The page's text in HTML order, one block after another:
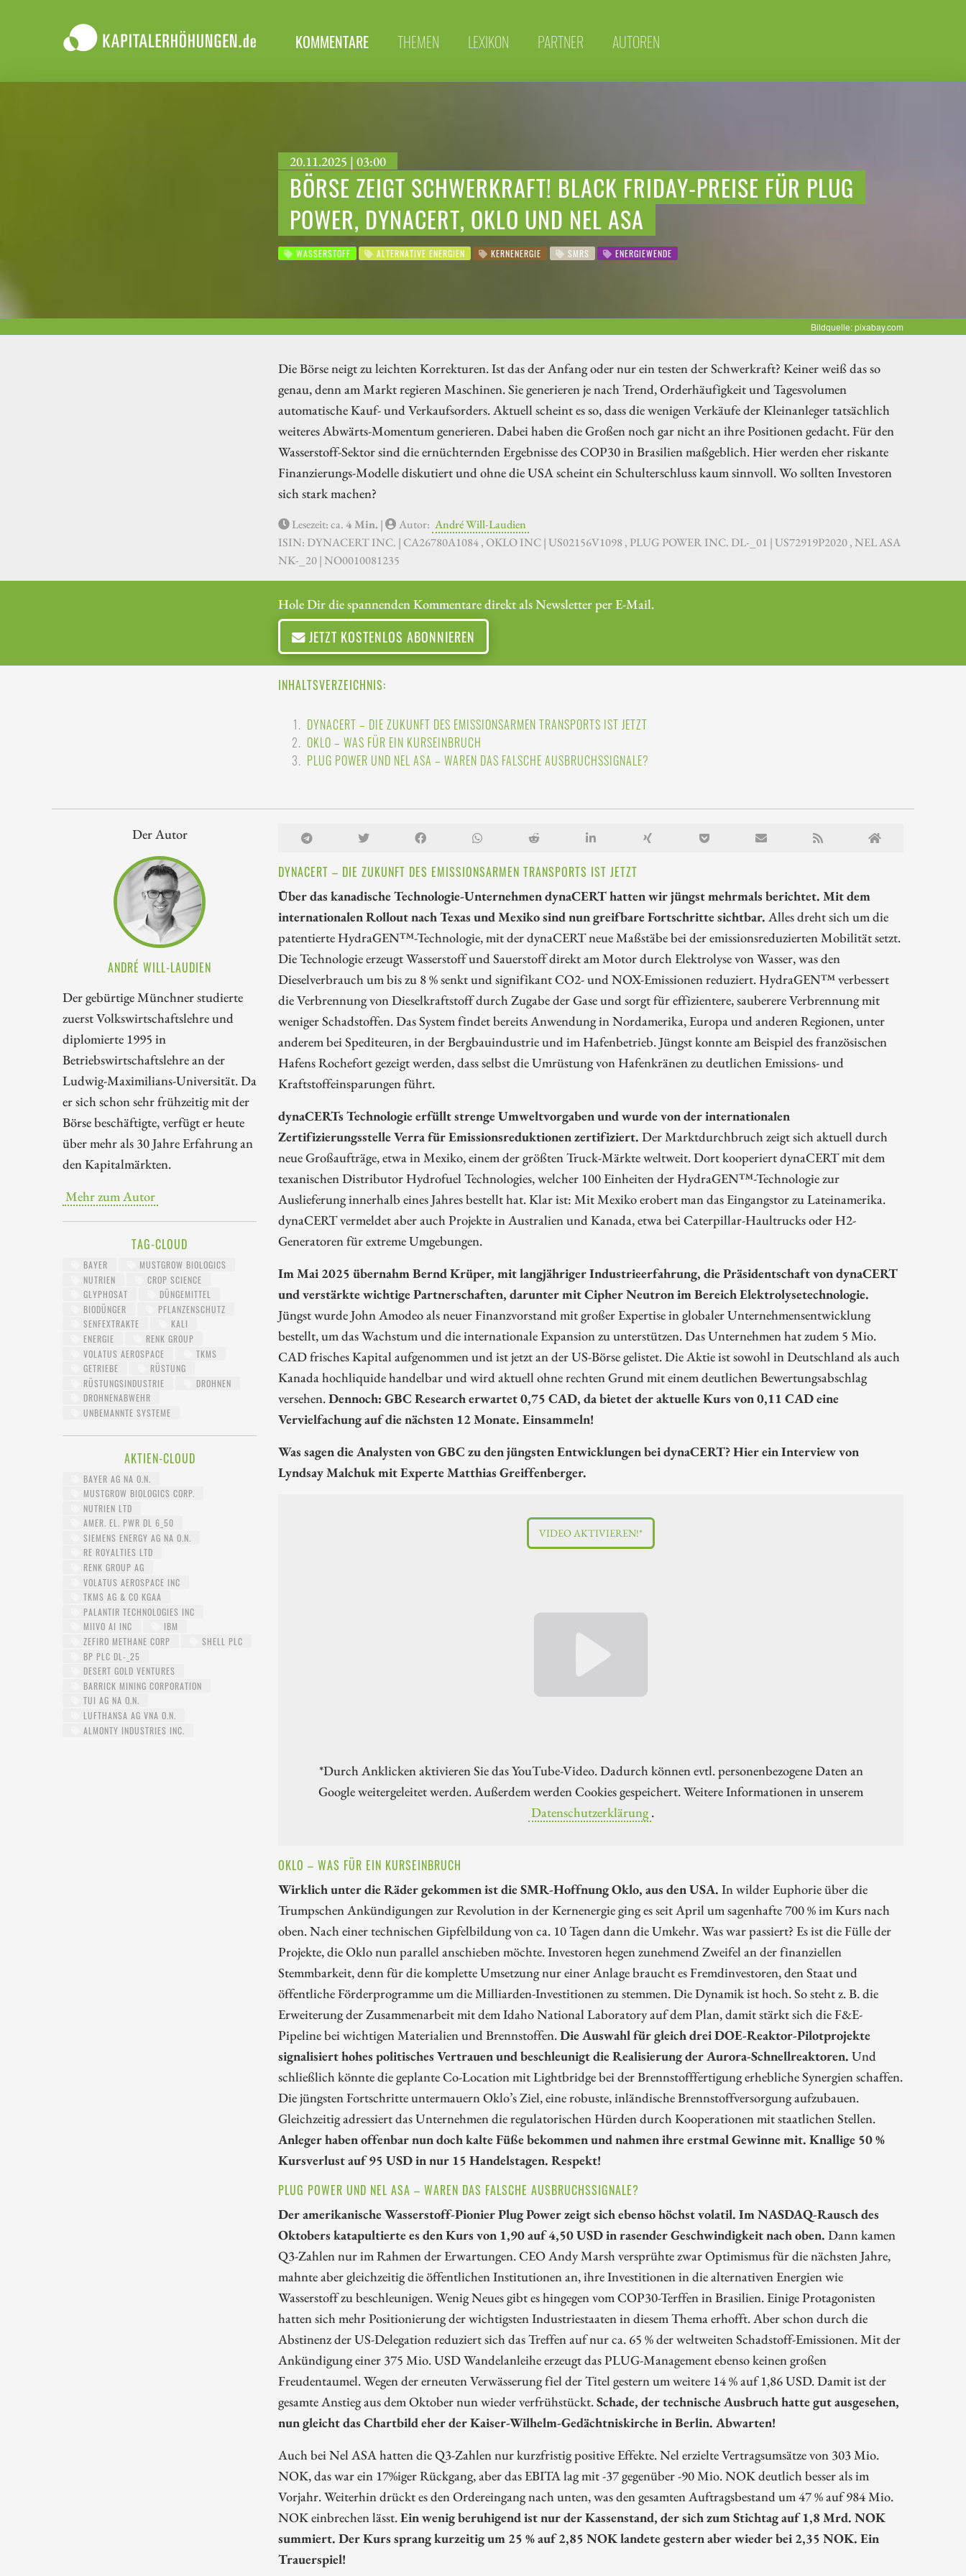
KOMMENTARE THEMEN LEXIKON PARTNER AUTOREN
20.11.2025 | 03:00
BÖRSE ZEIGT SCHWERKRAFT! BLACK FRIDAY-PREISE FÜR PLUG
POWER, DYNACERT, OKLO UND NEL ASA
WASSERSTOFF ALTERNATIVE ENERGIEN KERNENERGIE SMRS ENERGIEWENDE
Bildquelle: pixabay.com
Die Börse neigt zu leichten Korrekturen. Ist das der Anfang oder nur ein testen der Schwerkraft? Keiner weiß das so
genau, denn am Markt regieren Maschinen. Sie generieren je nach Trend, Orderhäufigkeit und Tagesvolumen
automatische Kauf- und Verkaufsorders. Aktuell scheint es so, dass die wenigen Verkäufe der Kleinanleger tatsächlich
weiteres Abwärts-Momentum generieren. Dabei haben die Großen noch gar nicht an ihre Positionen gedacht. Für den
Wasserstoff-Sektor sind die ernüchternden Ergebnisse des COP30 in Brasilien maßgeblich. Hier werden eher riskante
Finanzierungs-Modelle diskutiert und ohne die USA scheint ein Schulterschluss kaum sinnvoll. Wo sollten Investoren
sich stark machen?
Lesezeit: ca.4 Min. | Autor: André Will-Laudien
ISIN: DYNACERT INC. | CA26780A1084 , OKLO INC | US02156V1098 , PLUG POWER INC. DL-_01 | US72919P2020 , NEL ASA
NK-_20 | NO0010081235
Hole Dir die spannenden Kommentare direkt als Newsletter per E-Mail.
JETZT KOSTENLOS ABONNIEREN
INHALTSVERZEICHNIS:
DYNACERT – DIE ZUKUNFT DES EMISSIONSARMEN TRANSPORTS IST JETZT
OKLO – WAS FÜR EIN KURSEINBRUCH
PLUG POWER UND NEL ASA – WAREN DAS FALSCHE AUSBRUCHSSIGNALE?
Der Autor
ANDRÉ WILL-LAUDIEN
Der gebürtige Münchner studierte
zuerst Volkswirtschaftslehre und
diplomierte 1995 in
Betriebswirtschaftslehre an der
Ludwig-Maximilians-Universität. Da
er sich schon sehr frühzeitig mit der
Börse beschäftigte, verfügt er heute
über mehr als 30 Jahre Erfahrung an
den Kapitalmärkten.
Mehr zum Autor
TAG-CLOUD
BAYER
MUSTGROW BIOLOGICS
NUTRIEN
CROP SCIENCE
GLYPHOSAT
DÜNGEMITTEL
BIODÜNGER
PFLANZENSCHUTZ
SENFEXTRAKTE
KALI
ENERGIE
RENK GROUP
VOLATUS AEROSPACE
TKMS
GETRIEBE
RÜSTUNG
RÜSTUNGSINDUSTRIE
DROHNEN
DROHNENABWEHR
UNBEMANNTE SYSTEME
AKTIEN-CLOUD
BAYER AG NA O.N.
MUSTGROW BIOLOGICS CORP.
NUTRIEN LTD
AMER. EL. PWR DL 6_50
SIEMENS ENERGY AG NA O.N.
RE ROYALTIES LTD
RENK GROUP AG
VOLATUS AEROSPACE INC
TKMS AG & CO KGAA
PALANTIR TECHNOLOGIES INC
MIIVO AI INC
IBM
ZEFIRO METHANE CORP
SHELL PLC
BP PLC DL-_25
DESERT GOLD VENTURES
BARRICK MINING CORPORATION
TUI AG NA O.N.
LUFTHANSA AG VNA O.N.
ALMONTY INDUSTRIES INC.
DYNACERT – DIE ZUKUNFT DES EMISSIONSARMEN TRANSPORTS IST JETZT
Über das kanadische Technologie-Unternehmen dynaCERT hatten wir jüngst mehrmals berichtet. Mit dem
internationalen Rollout nach Texas und Mexiko sind nun greifbare Fortschritte sichtbar. Alles dreht sich um die
patentierte HydraGEN™-Technologie, mit der dynaCERT neue Maßstäbe bei der emissionsreduzierten Mobilität setzt.
Die Technologie erzeugt Wasserstoff und Sauerstoff direkt am Motor durch Elektrolyse von Wasser, was den
Dieselverbrauch um bis zu 8 % senkt und signifikant CO2- und NOX-Emissionen reduziert. HydraGEN™ verbessert
die Verbrennung von Dieselkraftstoff durch Zugabe der Gase und sorgt für effizientere, sauberere Verbrennung mit
weniger Schadstoffen. Das System findet bereits Anwendung in Nordamerika, Europa und anderen Regionen, unter
anderem bei Spediteuren, in der Bergbauindustrie und im Hafenbetrieb. Jüngst konnte am Beispiel des französischen
Hafens Rochefort gezeigt werden, dass selbst die Umrüstung von Hafenkränen zu deutlichen Emissions- und
Kraftstoffeinsparungen führt.
dynaCERTs Technologie erfüllt strenge Umweltvorgaben und wurde von der internationalen
Zertifizierungsstelle Verra für Emissionsreduktionen zertifiziert. Der Marktdurchbruch zeigt sich aktuell durch
neue Großaufträge, etwa in Mexiko, einem der größten Truck-Märkte weltweit. Dort kooperiert dynaCERT mit dem
texanischen Distributor Hydrofuel Technologies, welcher 100 Einheiten der HydraGEN™-Technologie zur
Auslieferung innerhalb eines Jahres bestellt hat. Klar ist: Mit Mexiko erobert man das Eingangstor zu Lateinamerika.
dynaCERT vermeldet aber auch Projekte in Australien und Kanada, etwa bei Caterpillar-Haultrucks oder H2-
Generatoren für extreme Umgebungen.
Im Mai 2025 übernahm Bernd Krüper, mit langjähriger Industrieerfahrung, die Präsidentschaft von dynaCERT
und verstärkte wichtige Partnerschaften, darunter mit Cipher Neutron im Bereich Elektrolysetechnologie.
Jüngst wurde John Amodeo als neuer Finanzvorstand mit großer Expertise in globaler Unternehmensentwicklung
bestellt, um das Wachstum und die internationale Expansion zu unterstützen. Das Unternehmen hat zudem 5 Mio.
CAD frisches Kapital aufgenommen und ist jetzt an der US-Börse gelistet. Die Aktie ist sowohl in Deutschland als auch
Kanada hochliquide handelbar und wird aktuell ohne rechten Grund mit einem deutlichen Bewertungsabschlag
versehen.Dennoch: GBC Research erwartet 0,75 CAD, da bietet der aktuelle Kurs von 0,11 CAD eine
Vervielfachung auf die nächsten 12 Monate. Einsammeln!
Was sagen die Analysten von GBC zu den jüngsten Entwicklungen bei dynaCERT? Hier ein Interview von
Lyndsay Malchuk mit Experte Matthias Greiffenberger.
VIDEO AKTIVIEREN!*
*Durch Anklicken aktivieren Sie das YouTube-Video. Dadurch können evtl. personenbezogene Daten an
Google weitergeleitet werden. Außerdem werden Cookies gespeichert. Weitere Informationen in unserem
Datenschutzerklärung .
OKLO – WAS FÜR EIN KURSEINBRUCH
Wirklich unter die Räder gekommen ist die SMR-Hoffnung Oklo, aus den USA. In wilder Euphorie über die
Trumpschen Ankündigungen zur Revolution in der Kernenergie ging es seit April um sagenhafte 700 % im Kurs nach
oben. Nach einer technischen Gipfelbildung von ca. 10 Tagen dann die Umkehr. Was war passiert? Es ist die Fülle der
Projekte, die Oklo nun parallel anschieben möchte. Investoren hegen zunehmend Zweifel an der finanziellen
Stemmbarkeit, denn für die komplette Umsetzung nur einer Anlage braucht es Fremdinvestoren, den Staat und
öffentliche Förderprogramme um die Milliarden-Investitionen zu stemmen. Die Dynamik ist hoch. So steht z. B. die
Erweiterung der Zusammenarbeit mit dem Idaho National Laboratory auf dem Plan, damit stärkt sich die F&E-
Pipeline bei wichtigen Materialien und Brennstoffen.Die Auswahl für gleich drei DOE-Reaktor-Pilotprojekte
signalisiert hohes politisches Vertrauen und beschleunigt die Realisierung der Aurora-Schnellreaktoren. Und
schließlich könnte die geplante Co-Location mit Lightbridge bei der Brennstofffertigung erhebliche Synergien schaffen.
Die jüngsten Fortschritte untermauern Oklo’s Ziel, eine robuste, inländische Brennstoffversorgung aufzubauen.
Gleichzeitig adressiert das Unternehmen die regulatorischen Hürden durch Kooperationen mit staatlichen Stellen.
Anleger haben offenbar nun doch kalte Füße bekommen und nahmen ihre erstmal Gewinne mit. Knallige 50 %
Kursverlust auf 95 USD in nur 15 Handelstagen. Respekt!
PLUG POWER UND NEL ASA – WAREN DAS FALSCHE AUSBRUCHSSIGNALE?
Der amerikanische Wasserstoff-Pionier Plug Power zeigt sich ebenso höchst volatil. Im NASDAQ-Rausch des
Oktobers katapultierte es den Kurs von 1,90 auf 4,50 USD in rasender Geschwindigkeit nach oben. Dann kamen
Q3-Zahlen nur im Rahmen der Erwartungen. CEO Andy Marsh versprühte zwar Optimismus für die nächsten Jahre,
mahnte aber gleichzeitig die öffentlichen Institutionen an, ihre Investitionen in die alternativen Energien wie
Wasserstoff zu beschleunigen. Wenig Neues gibt es hingegen vom COP30-Terffen in Brasilien. Einige Protagonisten
hatten sich mehr Positionierung der wichtigsten Industriestaaten in diesem Thema erhofft. Aber schon durch die
Abstinenz der US-Delegation reduziert sich das Treffen auf nur ca. 65 % der weltweiten Schadstoff-Emissionen. Mit der
Ankündigung einer 375 Mio. USD Wandelanleihe erzeugt das PLUG-Management ebenso keinen großen
Freudentaumel. Wegen der erneuten Verwässerung fiel der Titel gestern um weitere 14 % auf 1,86 USD. Damit ist der
gesamte Anstieg aus dem Oktober nun wieder verfrühstückt.Schade, der technische Ausbruch hatte gut ausgesehen,
nun gleicht das Chartbild eher der Kaiser-Wilhelm-Gedächtniskirche in Berlin. Abwarten!
Auch bei Nel ASA hatten die Q3-Zahlen nur kurzfristig positive Effekte. Nel erzielte Vertragsumsätze von 303 Mio.
NOK, das war ein 17%iger Rückgang, aber das EBITA lag mit -37 gegenüber -90 Mio. NOK deutlich besser als im
Vorjahr. Weiterhin drückt es den Ordereingang nach unten, was den gesamten Auftragsbestand um 47 % auf 984 Mio.
NOK einbrechen lässt.Ein wenig beruhigend ist nur der Kassenstand, der sich zum Stichtag auf 1,8 Mrd. NOK
summiert. Der Kurs sprang kurzeitig um 25 % auf 2,85 NOK landete gestern aber wieder bei 2,35 NOK. Ein
Trauerspiel!